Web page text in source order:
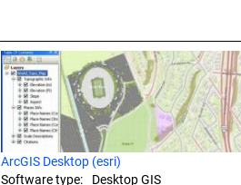
ArcGIS Desktop (esri)
Software type:
Desktop GIS